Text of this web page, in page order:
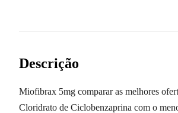
Descrição
Miofibrax 5mg comparar as melhores
Cloridrato de Ciclobenzaprina com o